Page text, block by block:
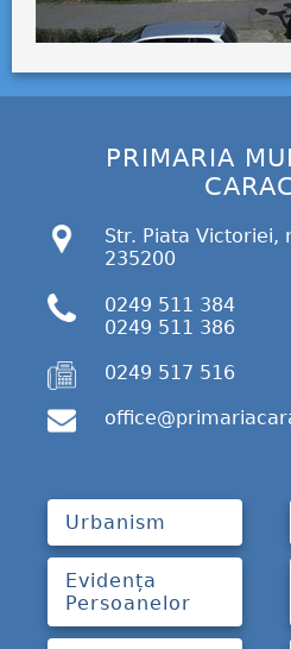
PRIMARIA
Str. Piata Victoriei,
235200
0249 511 384
0249 511 386
0249 517 516
Urbanism
Evidența
Persoanelor